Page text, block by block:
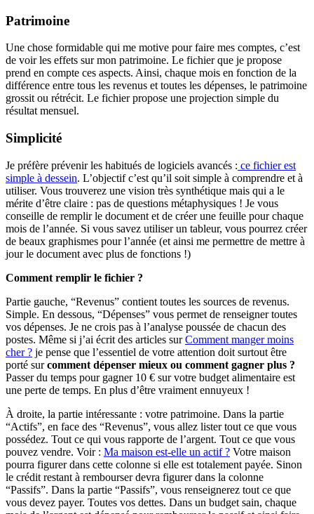
Patrimoine
Une chose formidable qui me motive pour faire mes comptes, c’est
de voir les effets sur mon patrimoine. Le fichier que je propose
prend en compte ces aspects. Ainsi, chaque mois en fonction de la
différence entre tous les revenus et toutes les dépenses, le patrimoine
grossit ou rétrécit. Le fichier propose une projection simple du
résultat mensuel.
Simplicité
Je préfère prévenir les habitués de logiciels avancés : ce fichier est
simple à dessein. L’objectif c’est qu’il soit simple à comprendre et à
utiliser. Vous trouverez une vision très synthétique mais qui a le
mérite d’être claire : pas de questions métaphysiques ! Je vous
conseille de remplir le document et de créer une feuille pour chaque
mois de l’année. Si vous savez utiliser un tableur, vous pourrez créer
de beaux graphismes pour l’année (et ainsi me permettre de mettre à
jour le document avec plus de fonctions !)
Comment remplir le fichier ?
Partie gauche, “Revenus” contient toutes les sources de revenus.
Simple. En dessous, “Dépenses” vous permet de renseigner toutes
vos dépenses. Je ne crois pas à l’analyse poussée de chacun des
postes. Même si j’ai écrit des articles surComment manger moins
cher ? je pense que l’essentiel de votre attention doit surtout être
porté surcomment dépenser mieux ou comment gagner plus ?
Passer du temps pour gagner 10 € sur votre budget alimentaire est
une perte de temps. En plus d’être vraiment ennuyeux !
À droite, la partie intéressante : votre patrimoine. Dans la partie
“Actifs”, en face des “Revenus”, vous allez lister tout ce que vous
possédez. Tout ce qui vous rapporte de l’argent. Tout ce que vous
pouvez vendre. Voir : Ma maison est-elle un actif ? Votre maison
pourra figurer dans cette colonne si elle est totalement payée. Sinon
le crédit restant à rembourser devra figurer dans la colonne
“Passifs”. Dans la partie “Passifs”, vous renseignerez tout ce que
vous devez payer. Toutes vos dettes. Dans un budget sain, chaque